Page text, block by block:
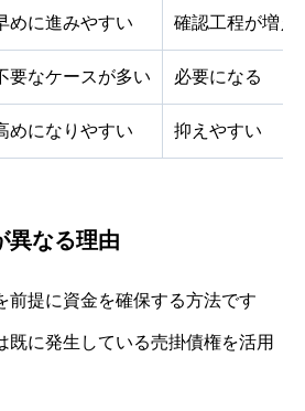
めに進みやすい 確認工程が増え
要なケースが多い 必要になる
めになりやすい 抑えやすい
異なる理由
前提に資金を確保する方法です
既に発生している売掛債権を活用